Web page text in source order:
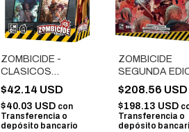
ZOMBICIDE -
CLASICOS
RENOVADOS
$42.14 USD
$40.03 USD con
Transferencia o
depósito bancario
ZOMBICIDE
SEGUNDA
$208.56 USD
$198.13 USD
Transferencia o
depósito